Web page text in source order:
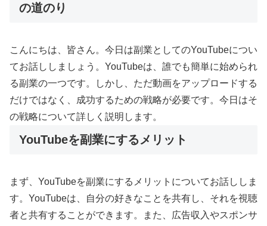
の道のり
こんにちは、皆さん。今日は副業としてのYouTubeについ
てお話ししましょう。YouTubeは、誰でも簡単に始められ
る副業の一つです。しかし、ただ動画をアップロードする
だけではなく、成功するための戦略が必要です。今日はそ
の戦略について詳しく説明します。
YouTubeを副業にするメリット
まず、YouTubeを副業にするメリットについてお話ししま
す。YouTubeは、自分の好きなことを共有し、それを視聴
者と共有することができます。また、広告収入やスポンサ